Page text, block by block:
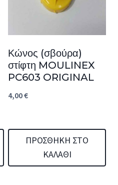
Κώνος (σβούρα)
στίφτη MOULINEX
PC603 ORIGINAL
4,00€
ΠΡΟΣΘΉΚΗ ΣΤΟ
ΚΑΛΆΘΙ